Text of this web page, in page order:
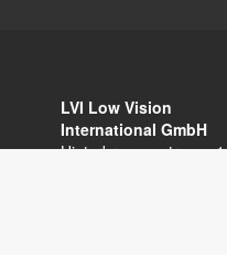
LVI Low Vision
International GmbH
Hinterbrunnenstrasse